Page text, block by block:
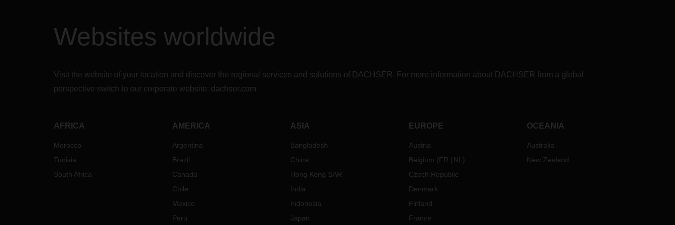
Websites worldwide
Visit the website of your location and discover the regional services and solutions of DACHSER. For more information about DACHSER from a global
perspective switch to our corporate website: dachser.com
AFRICA
Morocco
Tunisia
South Africa
AMERICA
Argentina
Brazil
Canada
Chile
Mexico
Peru
ASIA
Bangladesh
China
Hong Kong SAR
India
Indonesia
Japan
EUROPE
Austria
Belgium (FR NL )
Czech Republic
Denmark
Finland
France
OCEANIA
Australia
New Zealand